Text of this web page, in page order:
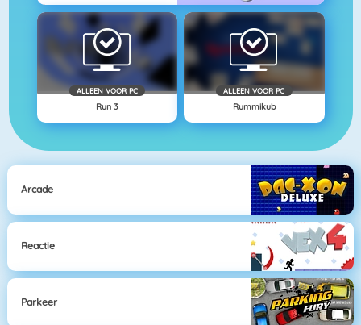
ALLEEN VOOR PC
Run 3
ALLEEN VOOR PC
Rummikub
Arcade
Reactie
Parkeer